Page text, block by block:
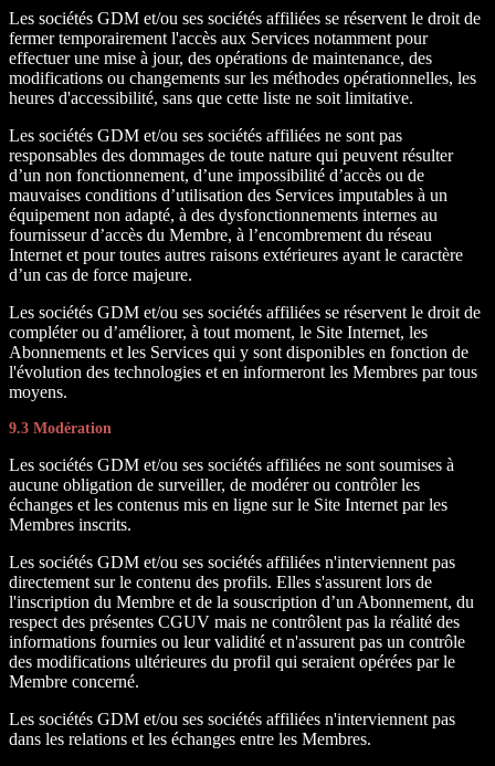
Les sociétés GDM et/ou ses sociétés affiliées se réservent le droit de
fermer temporairement l'accès aux Services notamment pour
effectuer une mise à jour, des opérations de maintenance, des
modifications ou changements sur les méthodes opérationnelles, les
heures d'accessibilité, sans que cette liste ne soit limitative.
Les sociétés GDM et/ou ses sociétés affiliées ne sont pas
responsables des dommages de toute nature qui peuvent résulter
d’un non fonctionnement, d’une impossibilité d’accès ou de
mauvaises conditions d’utilisation des Services imputables à un
équipement non adapté, à des dysfonctionnements internes au
fournisseur d’accès du Membre, à l’encombrement du réseau
Internet et pour toutes autres raisons extérieures ayant le caractère
d’un cas de force majeure.
Les sociétés GDM et/ou ses sociétés affiliées se réservent le droit de
compléter ou d’améliorer, à tout moment, le Site Internet, les
Abonnements et les Services qui y sont disponibles en fonction de
l'évolution des technologies et en informeront les Membres par tous
moyens.
9.3 Modération
Les sociétés GDM et/ou ses sociétés affiliées ne sont soumises à
aucune obligation de surveiller, de modérer ou contrôler les
échanges et les contenus mis en ligne sur le Site Internet par les
Membres inscrits.
Les sociétés GDM et/ou ses sociétés affiliées n'interviennent pas
directement sur le contenu des profils. Elles s'assurent lors de
l'inscription du Membre et de la souscription d’un Abonnement, du
respect des présentes CGUV mais ne contrôlent pas la réalité des
informations fournies ou leur validité et n'assurent pas un contrôle
des modifications ultérieures du profil qui seraient opérées par le
Membre concerné.
Les sociétés GDM et/ou ses sociétés affiliées n'interviennent pas
dans les relations et les échanges entre les Membres.